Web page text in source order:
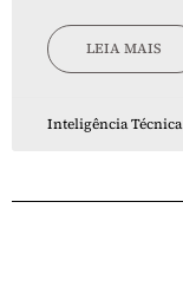
LEIA MAIS
Inteligência Técnica